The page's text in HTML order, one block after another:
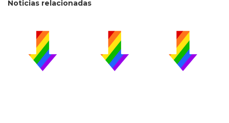
Noticias relacionadas